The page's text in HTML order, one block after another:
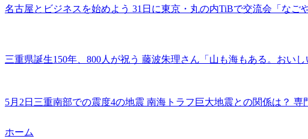
名古屋とビジネスを始めよう 31日に東京・丸の内TiBで交流会「なご
三重県誕生150年、800人が祝う 藤波朱理さん「山も海もある。おいし
5月2日三重南部での震度4の地震 南海トラフ巨大地震との関係は？
ホーム